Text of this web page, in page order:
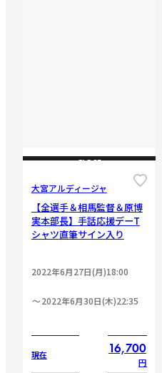
CLOSE
大宮アルディージャ
【全選手＆相馬監督＆原博
実本部長】手話応援デーT
シャツ直筆サイン入り
2022年6月27日(月)18:00
2022年6月30日(木)22:35
現在 16,700
円